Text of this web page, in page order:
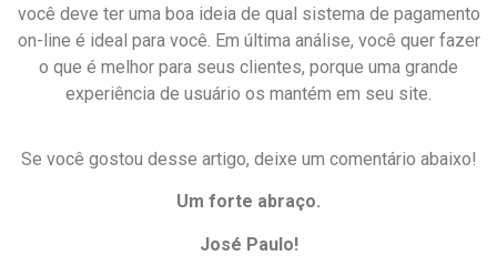
você deve ter uma boa ideia de qual sistema de pagamento
on-line é ideal para você. Em última análise, você quer fazer
o que é melhor para seus clientes, porque uma grande
experiência de usuário os mantém em seu site.
Se você gostou desse artigo, deixe um comentário abaixo!
Um forte abraço.
José Paulo!